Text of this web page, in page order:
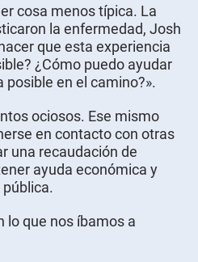
cosa menos típica. La
la enfermedad, Josh
que esta experiencia
¿Cómo puedo ayudar
en el camino?».
ociosos. Ese mismo
en contacto con otras
una recaudación de
ayuda económica y
lo que nos íbamos a